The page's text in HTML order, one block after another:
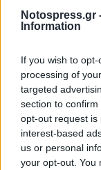
Notospress.gr
Information
If you wish to
processing of
targeted
section to
opt-out request is
interest-based
us or personal
your opt-out. You
είναι
Η
Οδηγίες
Εταιρείας
Η Ελληνική